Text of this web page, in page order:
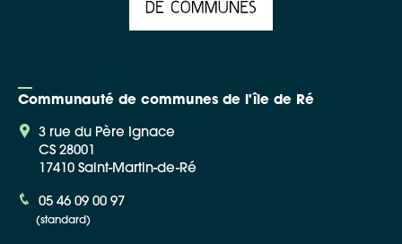
Communauté de communes de l'île de Ré
3 rue du Père Ignace
CS 28001
17410 Saint-Martin-de-Ré
05 46 09 00 97
(standard)